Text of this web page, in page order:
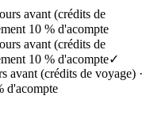
avant (crédits de
10 % d'acompte
avant (crédits de
10 % d'acompte✓
avant (crédits de voyage) ·
d'acompte